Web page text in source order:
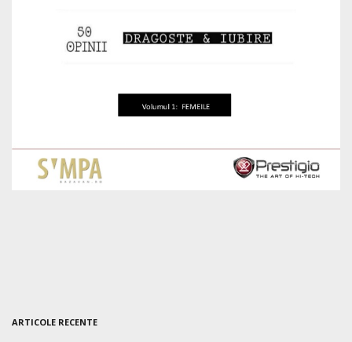
ARTICOLE RECENTE